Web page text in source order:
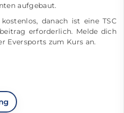
aufgebaut.
danach ist eine TSC
erforderlich. Melde dich
Eversports zum Kurs an.